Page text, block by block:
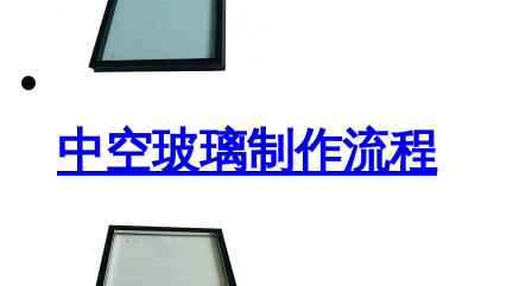
中空玻璃制作流程